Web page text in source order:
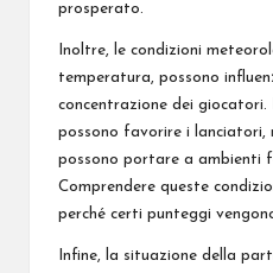
prosperato.
Inoltre, le condizioni
temperatura, possono
concentrazione dei giocatori.
possono favorire i lanciatori,
possono portare a ambienti
Comprendere queste
perché certi punteggi
Infine, la situazione della